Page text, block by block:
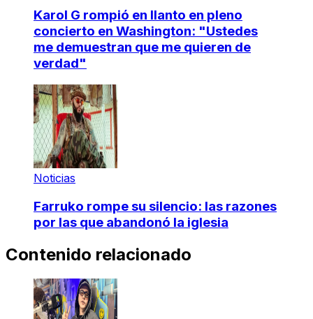
Karol G rompió en llanto en pleno
concierto en Washington: "Ustedes
me demuestran que me quieren de
verdad"
Noticias
Farruko rompe su silencio: las razones
por las que abandonó la iglesia
Contenido relacionado